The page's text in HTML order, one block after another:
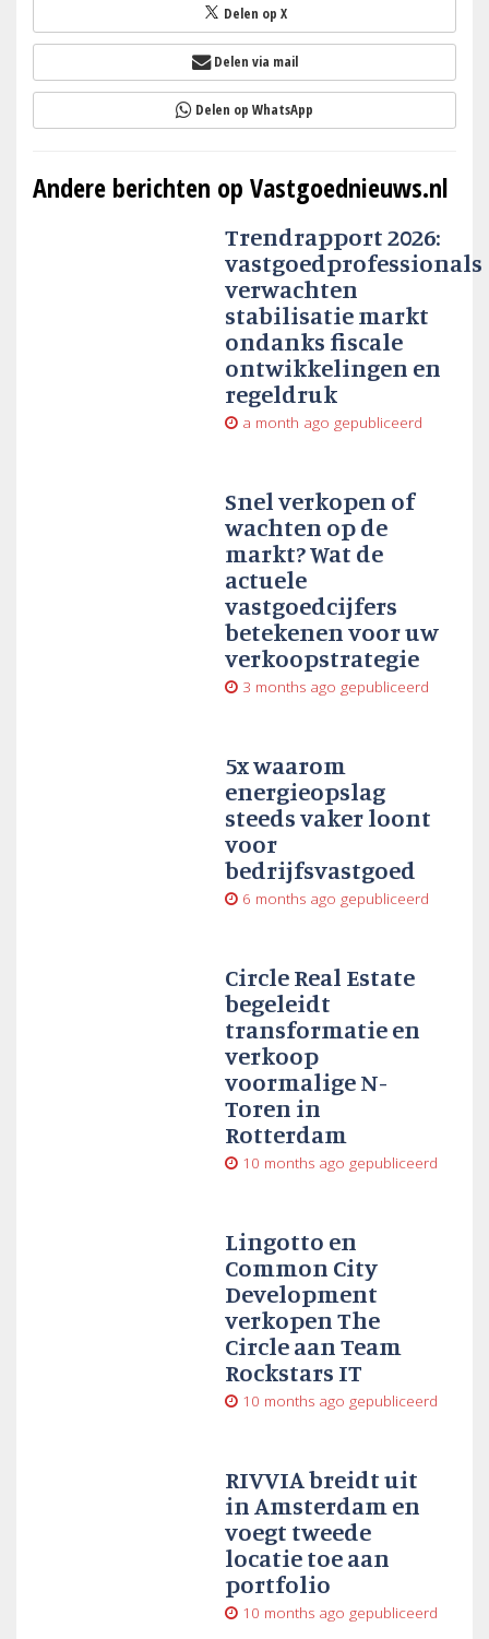
Delen op X
Delen via mail
Delen op WhatsApp
Andere berichten op Vastgoednieuws.nl
Trendrapport 2026:
vastgoedprofessionals
verwachten
stabilisatie markt
ondanks fiscale
ontwikkelingen en
regeldruk
a month ago gepubliceerd
Snel verkopen of
wachten op de
markt? Wat de
actuele
vastgoedcijfers
betekenen voor uw
verkoopstrategie
3 months ago gepubliceerd
5x waarom
energieopslag
steeds vaker loont
voor
bedrijfsvastgoed
6 months ago gepubliceerd
Circle Real Estate
begeleidt
transformatie en
verkoop
voormalige N-
Toren in
Rotterdam
10 months ago gepubliceerd
Lingotto en
Common City
Development
verkopen The
Circle aan Team
Rockstars IT
10 months ago gepubliceerd
RIVVIA breidt uit
in Amsterdam en
voegt tweede
locatie toe aan
portfolio
10 months ago gepubliceerd